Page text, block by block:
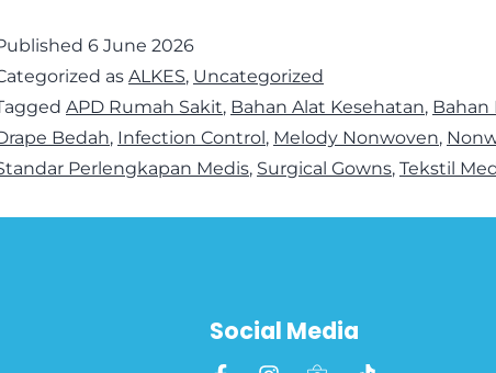
6 June 2026
as ALKES, Uncategorized
APD Rumah Sakit, Bahan Alat Kesehatan, Bahan
Bedah, Infection Control, Melody Nonwoven,
Perlengkapan Medis, Surgical Gowns, Tekstil
Social Media